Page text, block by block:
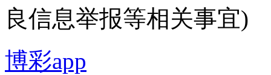
良信息举报等相关事宜)
博彩app